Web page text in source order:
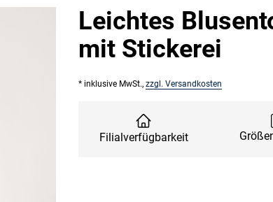
Leichtes
mit Stickerei
* inklusive MwSt., zzgl. Versandkosten
Filialverfügbarkeit